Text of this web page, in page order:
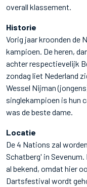
overall klassement.
Historie
Vorig jaar kroonden de
kampioen. De heren,
achter respectievelijk
zondag liet Nederland
Wessel Nijman
singlekampioen is hun
was de beste dame.
Locatie
De 4 Nations zal
Schatberg' in
al bekend, omdat hier
Dartsfestival wordt